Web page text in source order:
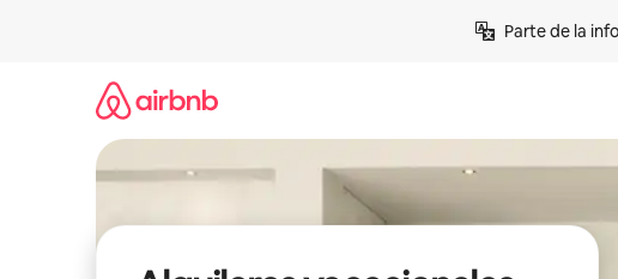
Parte de la